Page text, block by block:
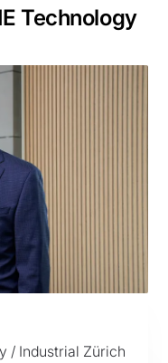
Technology
/ Industrial Zürich